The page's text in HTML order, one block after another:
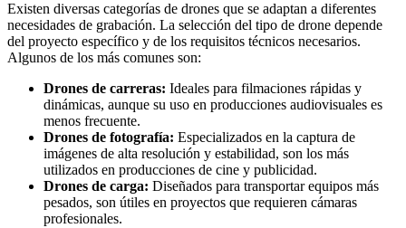
Existen diversas categorías de drones que se adaptan a diferentes
necesidades de grabación. La selección del tipo de drone depende
del proyecto específico y de los requisitos técnicos necesarios.
Algunos de los más comunes son:
Drones de carreras: Ideales para filmaciones rápidas y
dinámicas, aunque su uso en producciones audiovisuales es
menos frecuente.
Drones de fotografía: Especializados en la captura de
imágenes de alta resolución y estabilidad, son los más
utilizados en producciones de cine y publicidad.
Drones de carga: Diseñados para transportar equipos más
pesados, son útiles en proyectos que requieren cámaras
profesionales.